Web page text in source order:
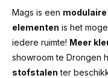
Mags is een modulaire
elementen is het
iedere ruimte! Meer
showroom te Drongen
stofstalen ter